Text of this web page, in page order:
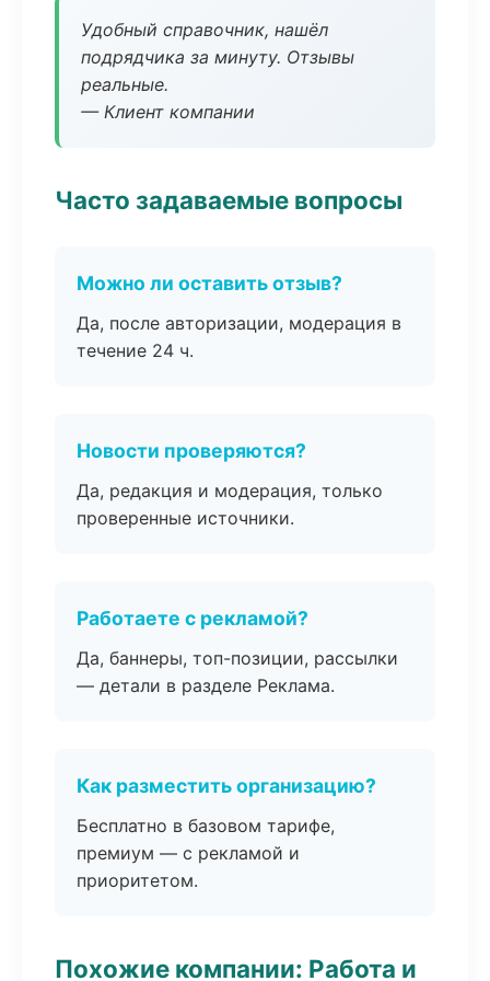
Удобный справочник, нашёл
подрядчика за минуту. Отзывы
реальные.
— Клиент компании
Часто задаваемые вопросы
Можно ли оставить отзыв?
Да, после авторизации, модерация в
течение 24 ч.
Новости проверяются?
Да, редакция и модерация, только
проверенные источники.
Работаете с рекламой?
Да, баннеры, топ-позиции, рассылки
— детали в разделе Реклама.
Как разместить организацию?
Бесплатно в базовом тарифе,
премиум — с рекламой и
приоритетом.
Похожие компании: Работа и